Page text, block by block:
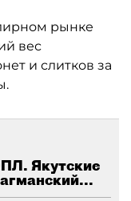
рынке
вес
и слитков за
Якутские